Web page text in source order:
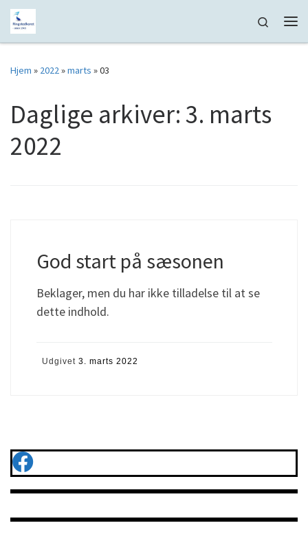
Fortsæt til indhold
Search
Hjem » 2022»marts »03
Daglige arkiver:3. marts
2022
God start på sæsonen
Beklager, men du har ikke tilladelse til at se
dette indhold.
Udgivet 3. marts 2022